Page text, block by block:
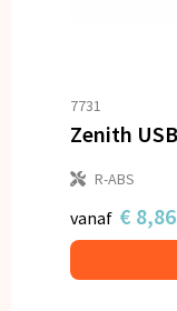
7731
R-ABS
vanaf € 8,86